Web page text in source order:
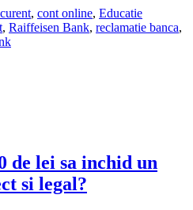
, cont online, Educatie
, Raiffeisen Bank, reclamatie banca,
de lei sa inchid un
si legal?